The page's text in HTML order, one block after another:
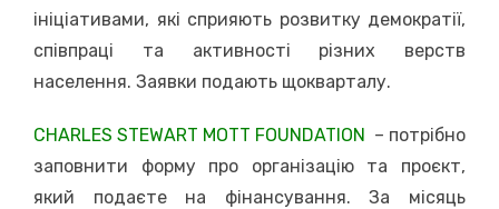
ініціативами, які сприяють розвитку демократії,
співпраці та активності різних верств
населення. Заявки подають щокварталу.
CHARLES STEWART MOTT FOUNDATION – потрібно
заповнити форму про організацію та проєкт,
який подаєте на фінансування. За місяць